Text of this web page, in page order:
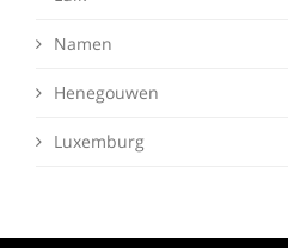
Namen
Henegouwen
Luxemburg